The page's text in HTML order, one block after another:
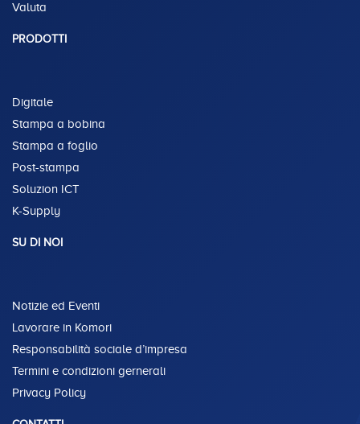
Valuta
PRODOTTI
Digitale
Stampa a bobina
Stampa a foglio
Post-stampa
Soluzion ICT
K-Supply
SU DI NOI
Notizie ed Eventi
Lavorare in Komori
Responsabilità sociale d’impresa
Termini e condizioni gernerali
Privacy Policy